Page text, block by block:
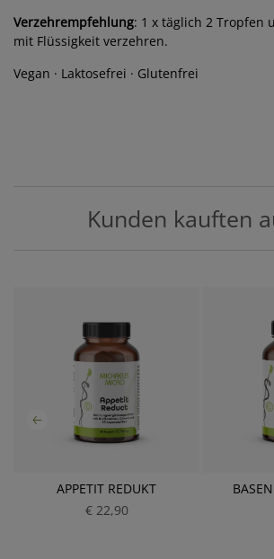
Verzehrempfehlung: 1 x täglich 2 Tropfen
mit Flüssigkeit verzehren.
Vegan · Laktosefrei · Glutenfrei
Kunden kauften
APPETIT REDUKT
€ 22,90